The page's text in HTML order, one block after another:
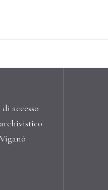
accesso